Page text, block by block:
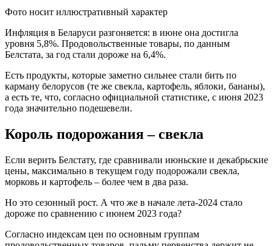
Фото носит иллюстративный характер
Инфляция в Беларуси разгоняется: в июне она достигла
уровня 5,8%. Продовольственные товары, по данным
Белстата, за год стали дороже на 6,4%.
Есть продукты, которые заметно сильнее стали бить по
карману белорусов (те же свекла, картофель, яблоки, бананы),
а есть те, что, согласно официальной статистике, с июня 2023
года значительно подешевели.
Король подорожания – свекла
Если верить Белстату, где сравнивали июньские и декабрьские
цены, максимально в текущем году подорожали свекла,
морковь и картофель – более чем в два раза.
Но это сезонный рост. А что же в начале лета-2024 стало
дороже по сравнению с июнем 2023 года?
Согласно индексам цен по основным группам